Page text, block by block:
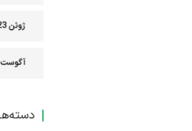
ژوئن 2023
آگوست 2022